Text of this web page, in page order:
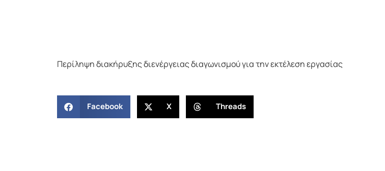
Περίληψη διακήρυξης διενέργειας διαγωνισμού για την εκτέλεση εργασίας
Facebook X Threads